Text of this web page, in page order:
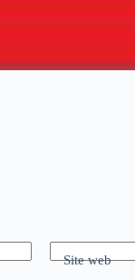
Site web